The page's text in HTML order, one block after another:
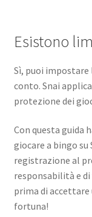
Esistono
Sì, puoi
conto. Snai
protezione dei
Con questa guida
giocare a bingo su
registrazione al
responsabilità e
prima di accettare
fortuna!